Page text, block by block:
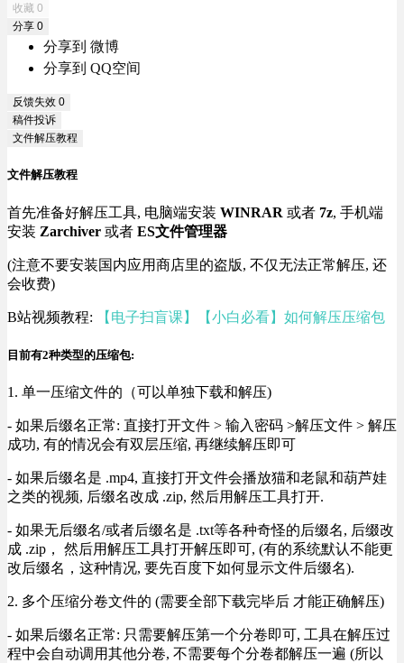
收藏 0
分享 0
分享到 微博
分享到 QQ空间
反馈失效 0
稿件投诉
文件解压教程
文件解压教程
首先准备好解压工具, 电脑端安装 WINRAR 或者 7z, 手机端
安装 Zarchiver 或者 ES文件管理器
(注意不要安装国内应用商店里的盗版, 不仅无法正常解压, 还
会收费)
B站视频教程: 【电子扫盲课】【小白必看】如何解压压缩包
目前有2种类型的压缩包:
1. 单一压缩文件的（可以单独下载和解压)
- 如果后缀名正常: 直接打开文件 > 输入密码 >解压文件 > 解压
成功, 有的情况会有双层压缩, 再继续解压即可
- 如果后缀名是 .mp4, 直接打开文件会播放猫和老鼠和葫芦娃
之类的视频, 后缀名改成 .zip, 然后用解压工具打开.
- 如果无后缀名/或者后缀名是 .txt等各种奇怪的后缀名, 后缀改
成 .zip， 然后用解压工具打开解压即可, (有的系统默认不能更
改后缀名，这种情况, 要先百度下如何显示文件后缀名).
2. 多个压缩分卷文件的 (需要全部下载完毕后 才能正确解压)
- 如果后缀名正常: 只需要解压第一个分卷即可, 工具在解压过
程中会自动调用其他分卷, 不需要每个分卷都解压一遍 (所以